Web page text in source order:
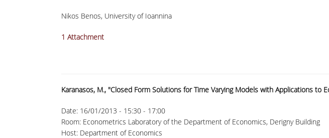
Nikos Benos, University of Ioannina
1 Attachment
Karanasos, M., "Closed Form Solutions for Time Varying Models with Applications to
Date: 16/01/2013 - 15:30 - 17:00
Room: Econometrics Laboratory of the Department of Economics, Derigny Building
Host: Department of Economics